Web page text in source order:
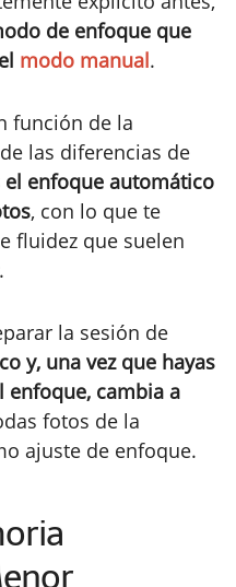
de enfoque que
modo manual.
función de la
las diferencias de
enfoque automático
, con lo que te
fluidez que suelen
.
la sesión de
y, una vez que hayas
enfoque, cambia a
fotos de la
ajuste de enfoque.